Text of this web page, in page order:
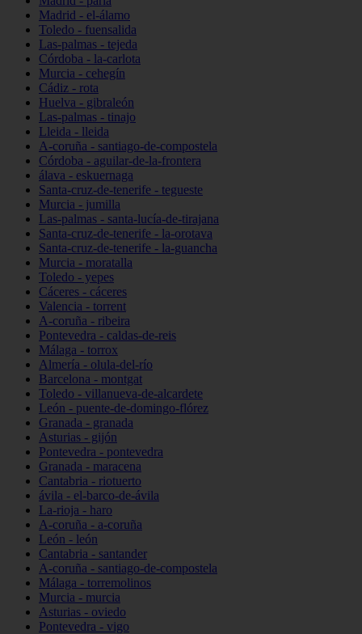
Madrid - el-álamo
Toledo - fuensalida
Las-palmas - tejeda
Córdoba - la-carlota
Murcia - cehegín
Cádiz - rota
Huelva - gibraleón
Las-palmas - tinajo
Lleida - lleida
A-coruña - santiago-de-compostela
Córdoba - aguilar-de-la-frontera
álava - eskuernaga
Santa-cruz-de-tenerife - tegueste
Murcia - jumilla
Las-palmas - santa-lucía-de-tirajana
Santa-cruz-de-tenerife - la-orotava
Santa-cruz-de-tenerife - la-guancha
Murcia - moratalla
Toledo - yepes
Cáceres - cáceres
Valencia - torrent
A-coruña - ribeira
Pontevedra - caldas-de-reis
Málaga - torrox
Almería - olula-del-río
Barcelona - montgat
Toledo - villanueva-de-alcardete
León - puente-de-domingo-flórez
Granada - granada
Asturias - gijón
Pontevedra - pontevedra
Granada - maracena
Cantabria - riotuerto
ávila - el-barco-de-ávila
La-rioja - haro
A-coruña - a-coruña
León - león
Cantabria - santander
A-coruña - santiago-de-compostela
Málaga - torremolinos
Murcia - murcia
Asturias - oviedo
Pontevedra - vigo